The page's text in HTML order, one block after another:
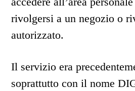
rivolgersi a un negozio o
autorizzato.
Il servizio era
soprattutto con il nome